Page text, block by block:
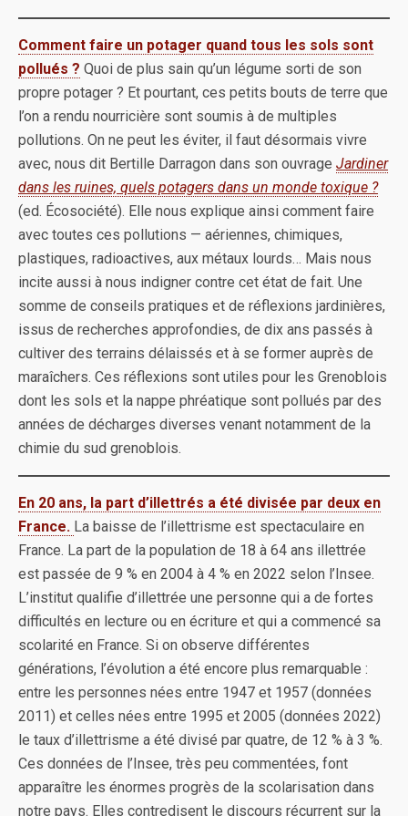
Comment faire un potager quand tous les sols sont
pollués ? Quoi de plus sain qu’un légume sorti de son
propre potager ? Et pourtant, ces petits bouts de terre que
l’on a rendu nourricière sont soumis à de multiples
pollutions. On ne peut les éviter, il faut désormais vivre
avec, nous dit Bertille Darragon dans son ouvrage Jardiner
dans les ruines, quels potagers dans un monde toxique ?
(ed. Écosociété). Elle nous explique ainsi comment faire
avec toutes ces pollutions — aériennes, chimiques,
plastiques, radioactives, aux métaux lourds… Mais nous
incite aussi à nous indigner contre cet état de fait. Une
somme de conseils pratiques et de réflexions jardinières,
issus de recherches approfondies, de dix ans passés à
cultiver des terrains délaissés et à se former auprès de
maraîchers. Ces réflexions sont utiles pour les Grenoblois
dont les sols et la nappe phréatique sont pollués par des
années de décharges diverses venant notamment de la
chimie du sud grenoblois.
En 20 ans, la part d’illettrés a été divisée par deux en
France. La baisse de l’illettrisme est spectaculaire en
France. La part de la population de 18 à 64 ans illettrée
est passée de 9 % en 2004 à 4 % en 2022 selon l’Insee.
L’institut qualifie d’illettrée une personne qui a de fortes
difficultés en lecture ou en écriture et qui a commencé sa
scolarité en France. Si on observe différentes
générations, l’évolution a été encore plus remarquable :
entre les personnes nées entre 1947 et 1957 (données
2011) et celles nées entre 1995 et 2005 (données 2022)
le taux d’illettrisme a été divisé par quatre, de 12 % à 3 %.
Ces données de l’Insee, très peu commentées, font
apparaître les énormes progrès de la scolarisation dans
notre pays. Elles contredisent le discours récurrent sur la